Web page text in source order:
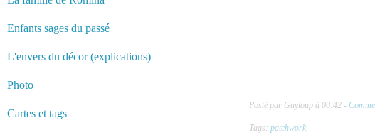
Enfants sages du passé
L'envers du décor (explications)
Photo
Cartes et tags
Posté par Guyloup à 00:42 -
Tags: patchwork